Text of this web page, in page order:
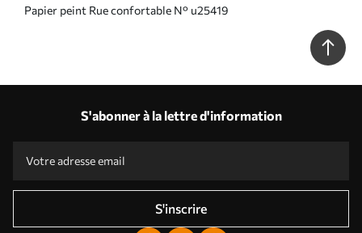
Papier peint Rue confortable N° u25419
S'abonner à la lettre d'information
S'inscrire